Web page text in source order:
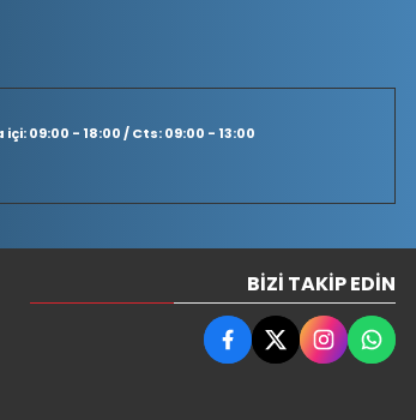
09:00 - 18:00 / Cts: 09:00 - 13:00
BIZI TAKIP EDIN